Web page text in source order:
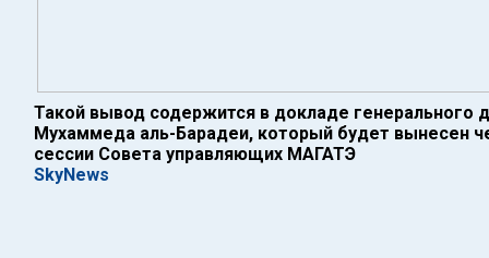
Такой вывод содержится в докладе генерального
Мухаммеда аль-Барадеи, который будет вынесен
сессии Совета управляющих МАГАТЭ
SkyNews